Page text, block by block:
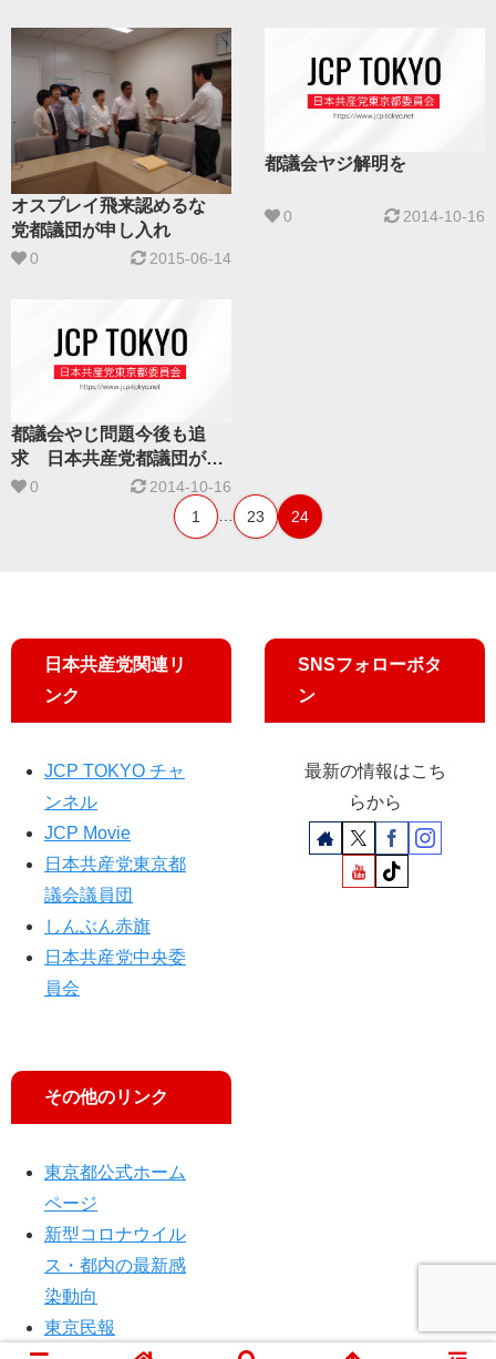
オスプレイ飛来認めるな
党都議団が申し入れ
0 2015-06-14
都議会ヤジ解明を
0 2014-10-16
都議会やじ問題今後も追
求 日本共産党都議団が会
見で決意
0
2014-10-16
1
… 23 24
日本共産党関連リ
ンク
JCP TOKYO チャ
ンネル
JCP Movie
日本共産党東京都
議会議員団
しんぶん赤旗
日本共産党中央委
員会
その他のリンク
東京都公式ホーム
ページ
新型コロナウイル
ス・都内の最新感
染動向
東京民報
SNSフォローボタ
ン
最新の情報はこち
らから